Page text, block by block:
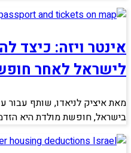
אינטר ויזה: כיצד
לישראל לאחר
מאת איציק לניאדו, שותף עבור
בישראל, חופשת מולדת היא